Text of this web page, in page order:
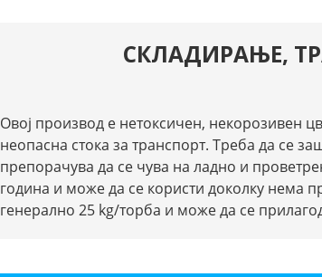
СКЛАДИРАЊЕ,
Овој производ е нетоксичен, некорозивен
неопасна стока за транспорт. Треба да се
препорачува да се чува на ладно и
година и може да се користи доколку нема
генерално 25 kg/торба и може да се